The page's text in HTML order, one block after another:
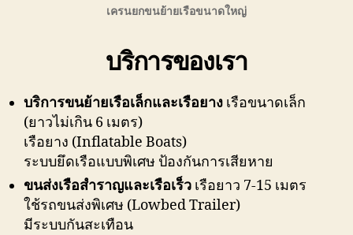
เครนยกขนย้ายเรือขนาดใหญ่
บริการของเรา
บริการขนย้ายเรือเล็กและเรือยาง เรือขนาดเล็ก
(ยาวไม่เกิน 6 เมตร)
เรือยาง (Inflatable Boats)
ระบบยึดเรือแบบพิเศษ ป้องกันการเสียหาย
ขนส่งเรือสำราญและเรือเร็ว เรือยาว 7-15 เมตร
ใช้รถขนส่งพิเศษ (Lowbed Trailer)
มีระบบกันสะเทือน